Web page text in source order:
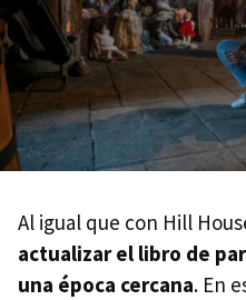
Al igual que con Hill
actualizar el libro de
una época cercana. En